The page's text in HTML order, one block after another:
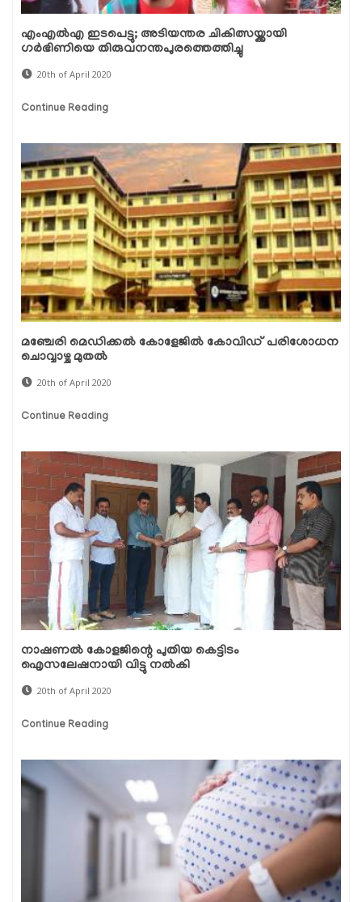
എംഎല്‍എ ഇടപെട്ടു; അടിയന്തര ചികിത്സയ്ക്കായി
ഗര്‍ഭിണിയെ തിരുവനന്തപുരത്തെത്തിച്ചു
20th of April 2020
Continue Reading
മഞ്ചേരി മെഡിക്കല്‍ കോളേജില്‍ കോവിഡ് പരിശോധന
ചൊവ്വാഴ്ച മുതല്‍
20th of April 2020
Continue Reading
നാഷണല്‍ കോളജിന്റെ പുതിയ കെട്ടിടം
ഐസലേഷനായി വിട്ടു നല്‍കി
20th of April 2020
Continue Reading